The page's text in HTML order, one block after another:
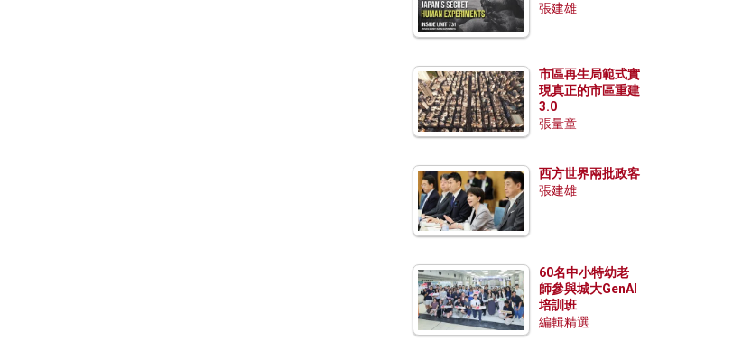
張建雄
市區再生局範式實
現真正的市區重建
3.0
張量童
西方世界兩批政客
張建雄
60名中小特幼老
師參與城大GenAI
培訓班
編輯精選